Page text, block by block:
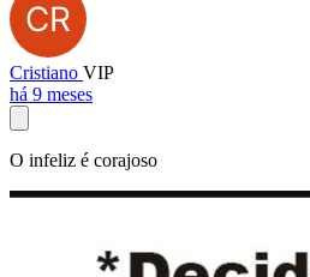
Cristiano VIP
há 9 meses
O infeliz é corajoso